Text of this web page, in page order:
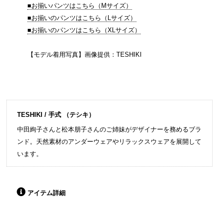
■お揃いパンツはこちら（Mサイズ）
■お揃いのパンツはこちら（Lサイズ）
■お揃いのパンツはこちら（XLサイズ）
【モデル着用写真】画像提供：TESHIKI
TESHIKI / 手式 （テシキ）
中田絢子さんと松本朋子さんのご姉妹がデザイナーを務めるブラ
ンド。天然素材のアンダーウェアやリラックスウェアを展開して
います。
アイテム詳細